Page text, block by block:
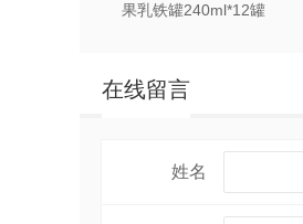
果乳铁罐240ml*12罐
在线留言
姓名